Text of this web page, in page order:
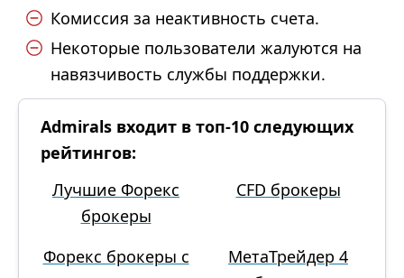
Комиссия за неактивность счета.
Некоторые пользователи жалуются на
навязчивость службы поддержки.
Admirals входит в топ-10 следующих
рейтингов:
Лучшие Форекс
брокеры
CFD брокеры
Форекс брокеры с
МетаТрейдер 4